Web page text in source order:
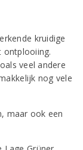
kruidige
ontplooiing.
veel andere
nog vele
maar ook een